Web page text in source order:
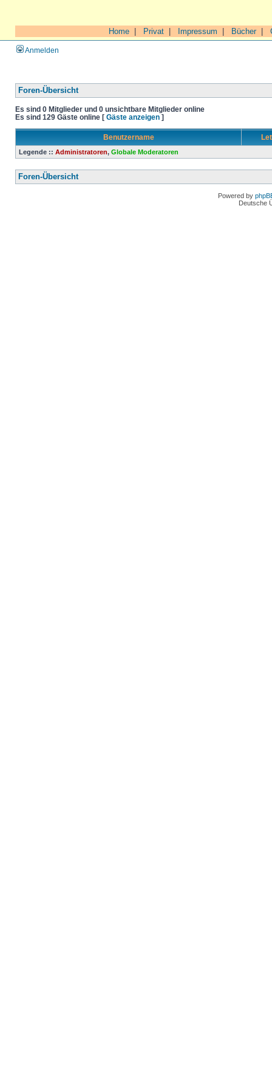
Home Privat Impressum Bücher|
Anmelden
Foren-Übersicht
Es sind 0 Mitglieder und 0 unsichtbare Mitglieder online
Es sind 129 Gäste online [ Gäste anzeigen ]
Benutzername
Legende :: Administratoren, Globale Moderatoren
Foren-Übersicht
Powered by
Deutsche